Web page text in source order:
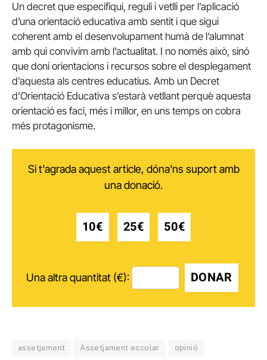
Un decret que especifiqui, reguli i vetlli per l’aplicació
d’una orientació educativa amb sentit i que sigui
coherent amb el desenvolupament humà de l’alumnat
amb qui convivim amb l’actualitat. I no només això, sinó
que doni orientacions i recursos sobre el desplegament
d’aquesta als centres educatius. Amb un Decret
d’Orientació Educativa s’estarà vetllant perquè aquesta
orientació es faci, més i millor, en uns temps on cobra
més protagonisme.
Si t'agrada aquest article, dóna'ns suport amb
una donació.
10€ 25€ 50€
Una altra quantitat (€): DONAR
assetjament Assetjament escolar opinió